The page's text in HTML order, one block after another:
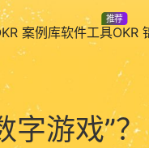
案例库软件工具
推荐
OKR
字游戏”？